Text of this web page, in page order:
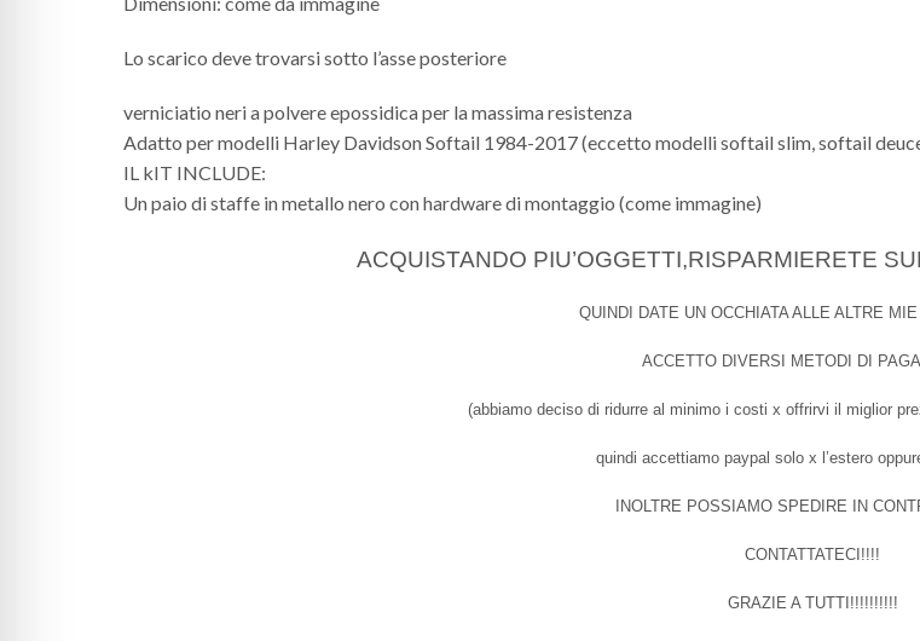
Lo scarico deve trovarsi sotto l’asse posteriore
verniciatio neri a polvere epossidica per la massima resistenza
Adatto per modelli Harley Davidson Softail 1984-2017 (eccetto modelli softail slim, softail
IL kIT INCLUDE:
Un paio di staffe in metallo nero con hardware di montaggio (come immagine)
ACQUISTANDO PIU’OGGETTI,RISPARMIERETE
QUINDI DATE UN OCCHIATA ALLE ALTRE
ACCETTO DIVERSI METODI DI
(abbiamo deciso di ridurre al minimo i costi x offrirvi il miglior
quindi accettiamo paypal solo x l’estero
INOLTRE POSSIAMO SPEDIRE IN
CONTATTATECI!!!!
GRAZIE A TUTTI!!!!!!!!!!